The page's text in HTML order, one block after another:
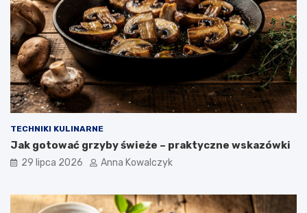
TECHNIKI KULINARNE
Jak gotować grzyby świeże – praktyczne wskazówki
29 lipca 2026 Anna Kowalczyk